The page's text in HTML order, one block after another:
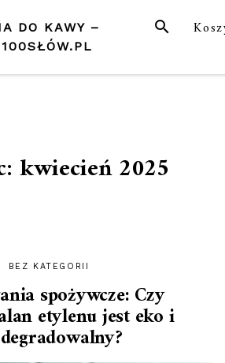
SZUKAJ
DO KAWY –
kwiecień 2025
BEZ KATEGORII
spożywcze: Czy
etylenu jest eko i